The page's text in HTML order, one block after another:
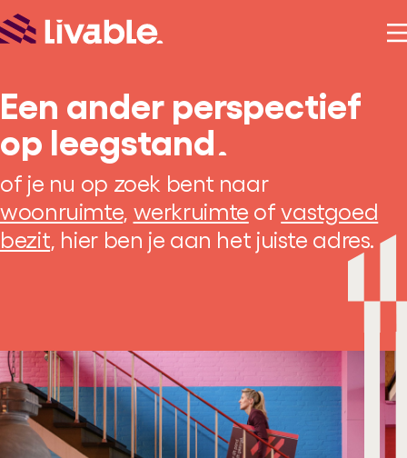
Een ander perspectief
op leegstand
of je nu op zoek bent naar
woonruimte, werkruimte ofvastgoed
bezit, hier ben je aan het juiste adres.